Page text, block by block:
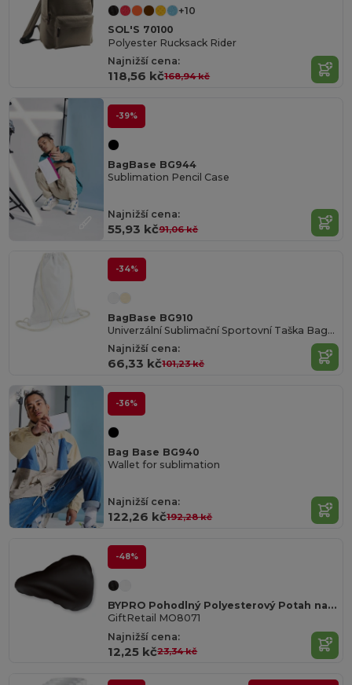
+10
SOL'S 70100
Polyester Rucksack Rider
Najnižší cena:
118,56 kč168,94 kč
-39%
BagBase BG944
Sublimation Pencil Case
Najnižší cena:
55,93 kč91,06 kč
-34%
BagBase BG910
Univerzální Sublimační Sportovní Taška Bagbase
Najnižší cena:
66,33 kč101,23 kč
-36%
Bag Base BG940
Wallet for sublimation
Najnižší cena:
122,26 kč192,28 kč
-48%
BYPRO Pohodlný Polyesterový Potah na Sedlo Kola
GiftRetail MO8071
Najnižší cena:
12,25 kč23,34 kč